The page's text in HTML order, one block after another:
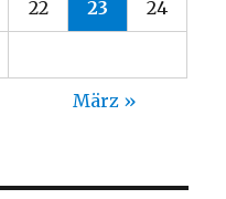
22 23 24
März »